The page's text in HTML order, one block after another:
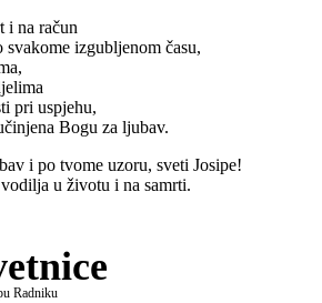
i na račun
izgubljenom času,
pri uspjehu,
Bogu za ljubav.
i po tvome uzoru, sveti Josipe!
u životu i na samrti.
Radniku